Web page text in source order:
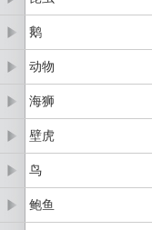
鹅
动物
海狮
壁虎
鸟
鲍鱼